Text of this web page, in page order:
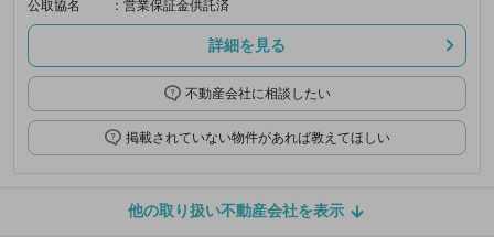
公取協名 ：営業保証金供託済
詳細を見る
不動産会社に相談したい
掲載されていない物件があれば教えてほしい
他の取り扱い不動産会社を表示